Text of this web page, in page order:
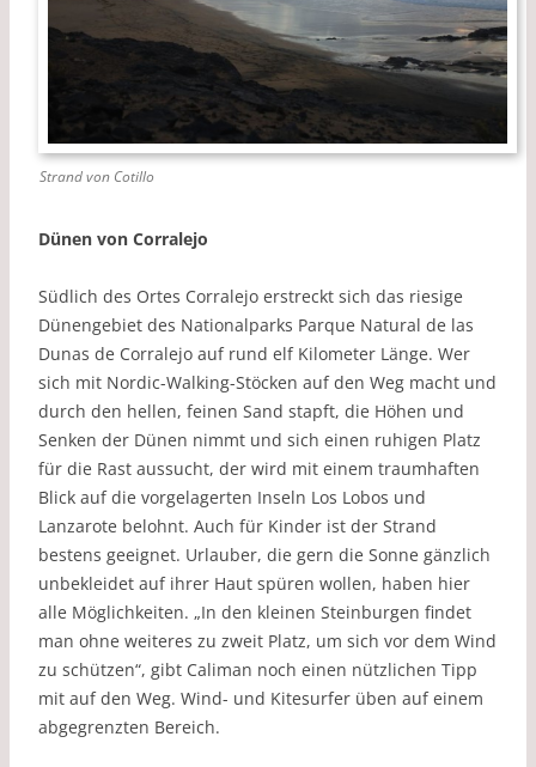
Strand von Cotillo
Dünen von Corralejo
Südlich des Ortes Corralejo erstreckt sich das riesige
Dünengebiet des Nationalparks Parque Natural de las
Dunas de Corralejo auf rund elf Kilometer Länge. Wer
sich mit Nordic-Walking-Stöcken auf den Weg macht und
durch den hellen, feinen Sand stapft, die Höhen und
Senken der Dünen nimmt und sich einen ruhigen Platz
für die Rast aussucht, der wird mit einem traumhaften
Blick auf die vorgelagerten Inseln Los Lobos und
Lanzarote belohnt. Auch für Kinder ist der Strand
bestens geeignet. Urlauber, die gern die Sonne gänzlich
unbekleidet auf ihrer Haut spüren wollen, haben hier
alle Möglichkeiten. „In den kleinen Steinburgen findet
man ohne weiteres zu zweit Platz, um sich vor dem Wind
zu schützen“, gibt Caliman noch einen nützlichen Tipp
mit auf den Weg. Wind- und Kitesurfer üben auf einem
abgegrenzten Bereich.